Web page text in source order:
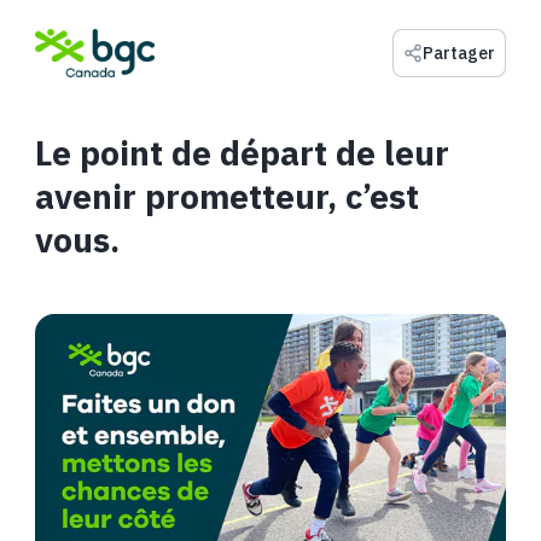
Partager
Le point de départ de leur
avenir prometteur, c’est
vous.